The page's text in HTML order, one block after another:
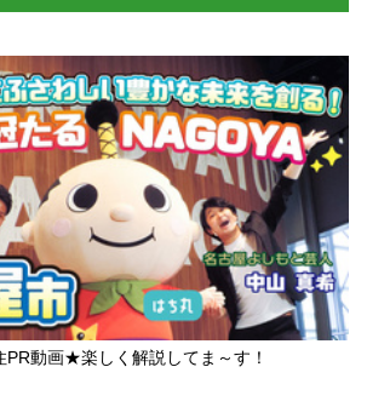
PR動画★楽しく解説してま～す！